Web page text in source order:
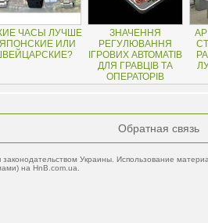
ЧАСЫ ЛУЧШЕ
ИЛИ
ЗНАЧЕННЯ
РЕГУЛЮВАННЯ
ІГРОВИХ АВТОМАТІВ
ДЛЯ ГРАВЦІВ ТА
ОПЕРАТОРІВ
Обратная связь
Украины. Использование
на HnB.com.ua.